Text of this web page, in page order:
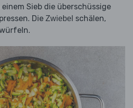
Sieb die überschüssige
Die Zwiebel schälen,